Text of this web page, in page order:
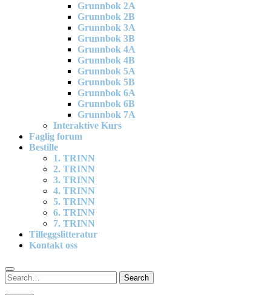
Grunnbok 2A
Grunnbok 2B
Grunnbok 3A
Grunnbok 3B
Grunnbok 4A
Grunnbok 4B
Grunnbok 5A
Grunnbok 5B
Grunnbok 6A
Grunnbok 6B
Grunnbok 7A
Interaktive Kurs
Faglig forum
Bestille
1. TRINN
2. TRINN
3. TRINN
4. TRINN
5. TRINN
6. TRINN
7. TRINN
Tilleggslitteratur
Kontakt oss
Search
for:
Search